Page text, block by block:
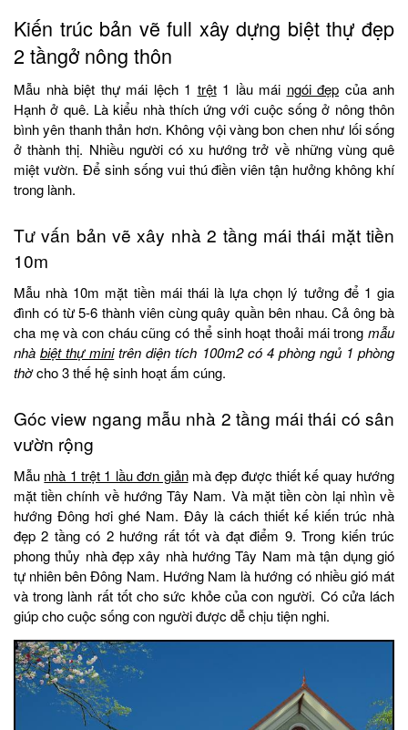
Kiến trúc bản vẽ full xây dựng biệt thự đẹp
2 tầngở nông thôn
Mẫu nhà biệt thự mái lệch 1 trệt1 lầu mái ngói đẹp của anh
Hạnh ở quê. Là kiểu nhà thích ứng với cuộc sống ở nông thôn
bình yên thanh thản hơn. Không vội vàng bon chen như lối sống
ở thành thị. Nhiều người có xu hướng trở về những vùng quê
miệt vườn. Để sinh sống vui thú điền viên tận hưởng không khí
trong lành.
Tư vấn bản vẽ xây nhà 2 tầng mái thái mặt tiền
10m
Mẫu nhà 10m mặt tiền mái thái là lựa chọn lý tưởng để 1 gia
đình có từ 5-6 thành viên cùng quây quần bên nhau. Cả ông bà
cha mẹ và con cháu cũng có thể sinh hoạt thoải mái trong mẫu
nhàbiệt thự minitrên diện tích 100m2 có 4 phòng ngủ 1 phòng
thờcho 3 thế hệ sinh hoạt ấm cúng.
Góc view ngang mẫu nhà 2 tầng mái thái có sân
vườn rộng
Mẫu nhà 1 trệt 1 lầu đơn giảnmà đẹp được thiết kế quay hướng
mặt tiền chính về hướng Tây Nam. Và mặt tiền còn lại nhìn về
hướng Đông hơi ghé Nam. Đây là cách thiết kế kiến trúc nhà
đẹp 2 tầng có 2 hướng rất tốt và đạt điểm 9. Trong kiến trúc
phong thủy nhà đẹp xây nhà hướng Tây Nam mà tận dụng gió
tự nhiên bên Đông Nam. Hướng Nam là hướng có nhiều gió mát
và trong lành rất tốt cho sức khỏe của con người. Có cửa lách
giúp cho cuộc sống con người được dễ chịu tiện nghi.